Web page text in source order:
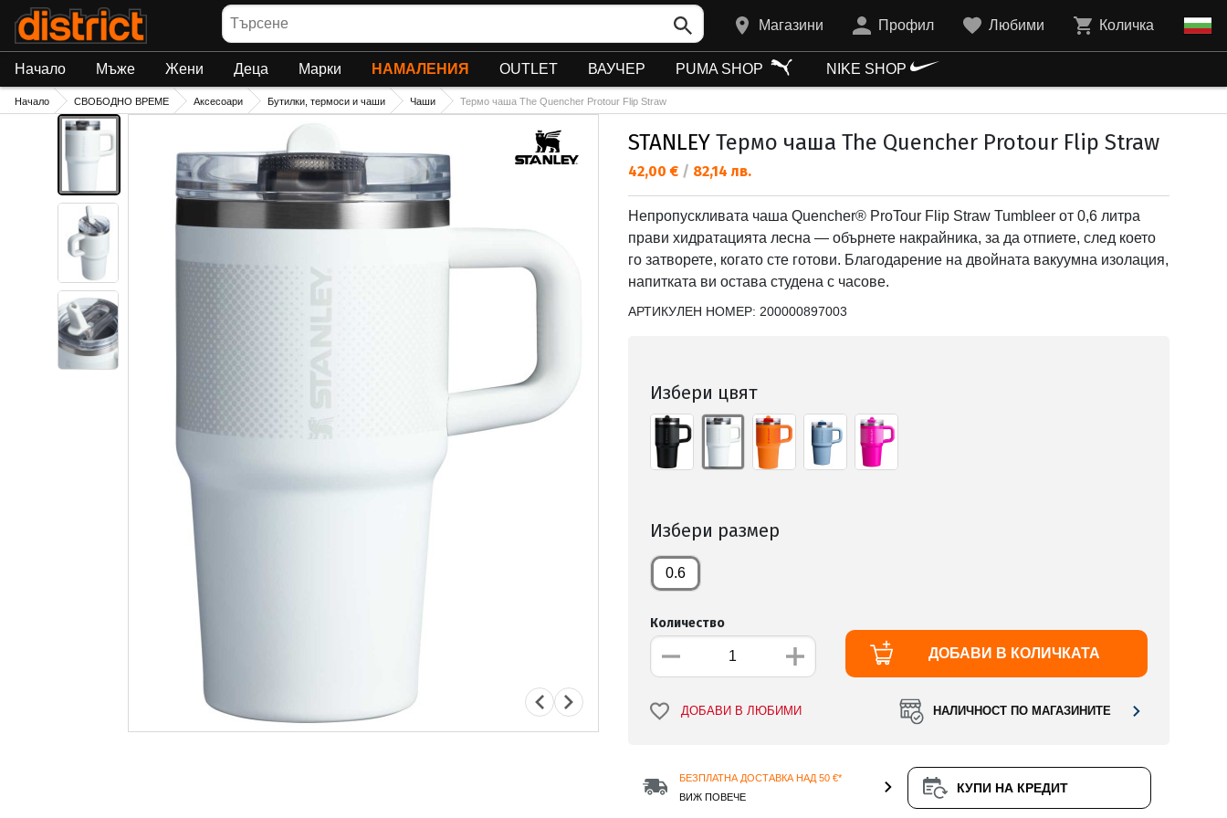
Търсене
Магазини Профил Любими Количка
Начало Мъже Жени Деца Марки НАМАЛЕНИЯ OUTLET ВАУЧЕР PUMA SHOP NIKE SHOP
Начало СВОБОДНО ВРЕМЕ Аксесоари Бутилки, термоси и чаши Чаши Термо чаша The Quencher Protour Flip Straw
STANLEY Термо чаша The Quencher Protour Flip Straw
Текуща цена:
42,00 € / 82,14 лв.
Непропускливата чаша Quencher® ProTour Flip Straw Tumbleer от 0,6 литра
прави хидратацията лесна — обърнете накрайника, за да отпиете, след което
го затворете, когато сте готови. Благодарение на двойната вакуумна изолация,
напитката ви остава студена с часове.
АРТИКУЛЕН НОМЕР: 200000897003
Избери цвят
Избери размер
0.6
Количество
ДОБАВИ В КОЛИЧКАТА
ДОБАВИ В ЛЮБИМИ НАЛИЧНОСТ ПО МАГАЗИНИТЕ
БЕЗПЛАТНА ДОСТАВКА НАД 50 €*
ВИЖ ПОВЕЧЕ
КУПИ НА КРЕДИТ